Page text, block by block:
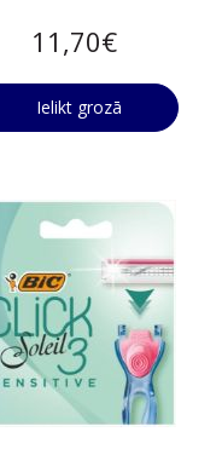
11,70€
Ielikt grozā